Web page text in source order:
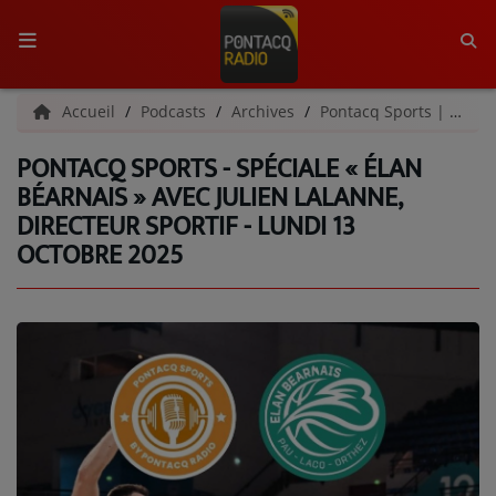
ACCUEIL
RADIO
QUI SOMMES-NOUS ?
L'ÉQUIPE
C'ÉTAIT QUOI CE TITRE ?
PODCASTS - SAISON 2026/2027
Accueil Podcasts Archives Pontacq Sports | Archives
PONTACQ SPORTS - SPÉCIALE « ÉLAN
BÉARNAIS » AVEC JULIEN LALANNE,
DIRECTEUR SPORTIF - LUNDI 13
OCTOBRE 2025